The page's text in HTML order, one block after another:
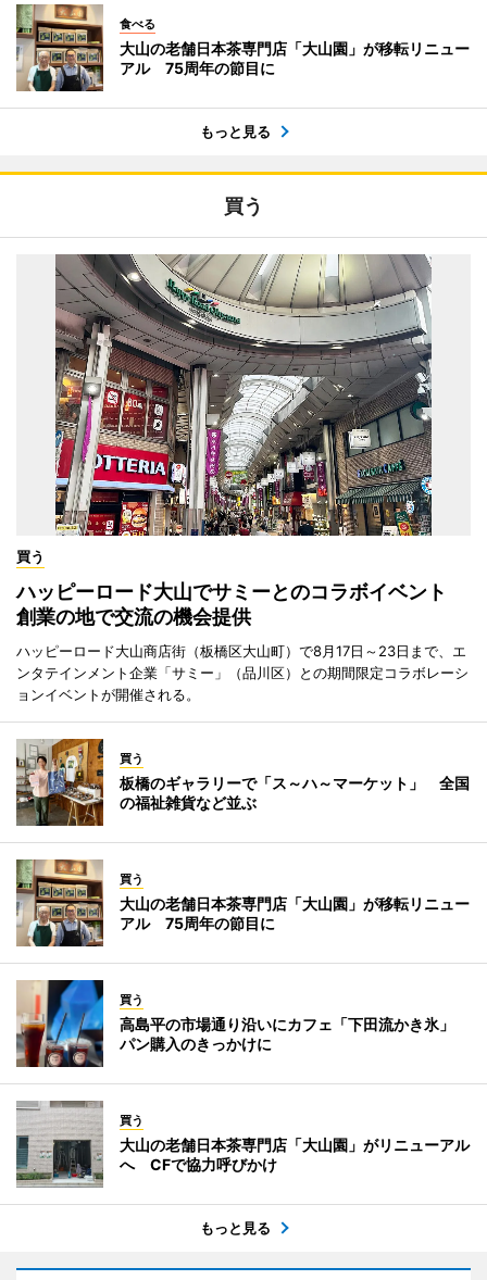
食べる
大山の老舗日本茶専門店「大山園」が移転リニュー
アル 75周年の節目に
もっと見る
買う
買う
ハッピーロード大山でサミーとのコラボイベント
創業の地で交流の機会提供
ハッピーロード大山商店街（板橋区大山町）で8月17日～23日まで、エ
ンタテインメント企業「サミー」（品川区）との期間限定コラボレーシ
ョンイベントが開催される。
買う
板橋のギャラリーで「ス～ハ～マーケット」 全国
の福祉雑貨など並ぶ
買う
大山の老舗日本茶専門店「大山園」が移転リニュー
アル 75周年の節目に
買う
高島平の市場通り沿いにカフェ「下田流かき氷」
パン購入のきっかけに
買う
大山の老舗日本茶専門店「大山園」がリニューアル
へ CFで協力呼びかけ
もっと見る